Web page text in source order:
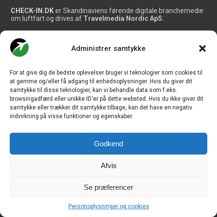
Administrer samtykke
For at give dig de bedste oplevelser bruger vi teknologier som cookies til
at gemme og/eller få adgang til enhedsoplysninger. Hvis du giver dit
samtykke til disse teknologier, kan vi behandle data som f.eks.
browsingadfærd eller unikke ID'er på dette websted. Hvis du ikke giver dit
samtykke eller trækker dit samtykke tilbage, kan det have en negativ
indvirkning på visse funktioner og egenskaber.
Godkend
Afvis
Se præferencer
Personoplysninger og cookies
CHECK-IN.DK er Skandinaviens førende digitale branchemedie
om luftfart og drives af Travelmedia Nordic ApS.
Ole Kirchert Christensen
Redaktionen:
Henrik Baumgarten
Danny Longhi Andreasen
Mathias Majlund Laursen
Salg og jobannoncer:
salg@travelmedianordic.com
Vi tager ansvar for indholdet og er tilmeldt